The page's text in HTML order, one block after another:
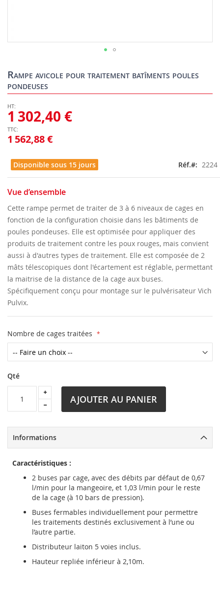
Rampe avicole pour traitement batîments poules
pondeuses
1 562,88 €
1 302,40 €
Disponible sous 15 jours Réf. 2224
Vue d’ensemble
Cette rampe permet de traiter de 3 à 6 niveaux de cages en
fonction de la configuration choisie dans les bâtiments de
poules pondeuses. Elle est optimisée pour appliquer des
produits de traitement contre les poux rouges, mais convient
aussi à d'autres types de traitement. Elle est composée de 2
mâts télescopiques dont l'écartement est réglable, permettant
la maitrise de la distance de la cage aux buses.
Spécifiquement conçu pour montage sur le pulvérisateur Vich
Pulvix.
Nombre de cages traitées
Qté
AJOUTER AU PANIER
to
the
beginning
the
images
gallery
Informations
Caractéristiques :
2 buses par cage, avec des débits par défaut de 0,67
l/min pour la mangeoire, et 1,03 l/min pour le reste
de la cage (à 10 bars de pression).
Buses fermables individuellement pour permettre
les traitements destinés exclusivement à l’une ou
l’autre partie.
Distributeur laiton 5 voies inclus.
Hauteur repliée inférieur à 2,10m.